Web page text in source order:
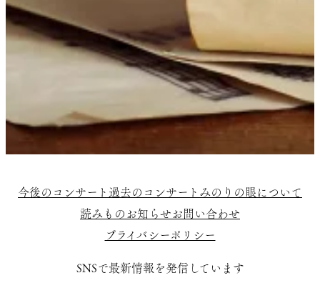
今後のコンサート 過去のコンサート みのりの眼について
読みもの お知らせ お問い合わせ
プライバシーポリシー
SNSで最新情報を発信しています